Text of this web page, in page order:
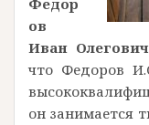
Федор
ов
Иван Олегович
что Федоров
он занимается